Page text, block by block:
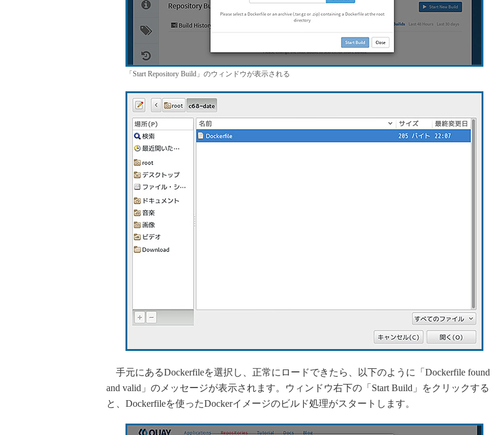
「Start Repository Build」のウィンドウが表示される
手元にあるDockerfileを選択し、正常にロードできたら、以下のように「Dockerfile found
and valid」のメッセージが表示されます。ウィンドウ右下の「Start Build」をクリックする
と、Dockerfileを使ったDockerイメージのビルド処理がスタートします。